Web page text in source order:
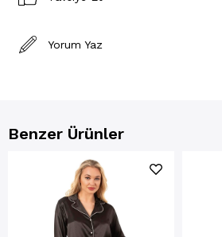
Yorum Yaz
Benzer Ürünler